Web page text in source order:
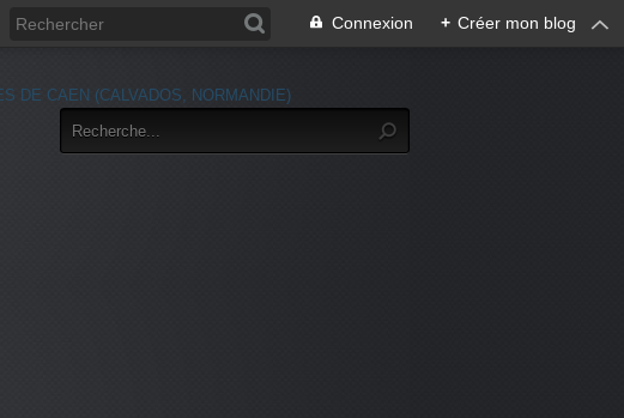
Connexion + Créer mon blog